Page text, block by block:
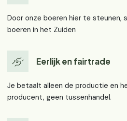
Door onze boeren hier te steunen,
boeren in het Zuiden
Eerlijk en fairtrade
Je betaalt alleen de productie en
producent, geen tussenhandel.